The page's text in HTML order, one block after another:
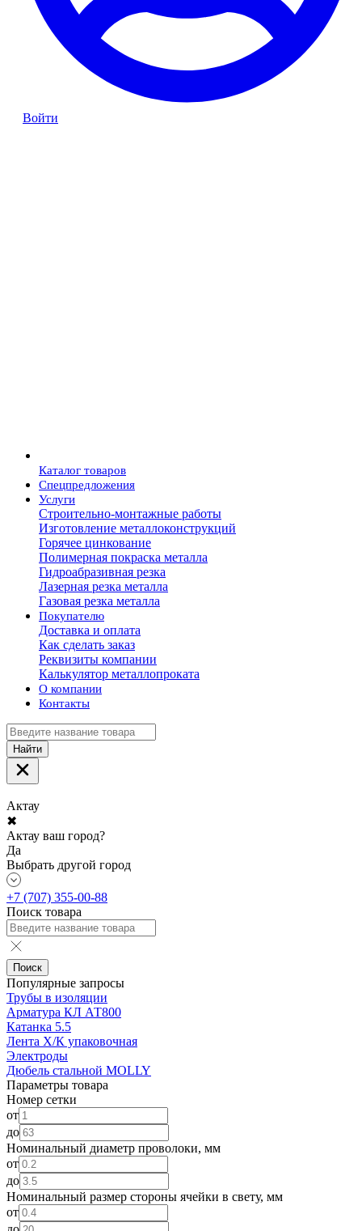
Войти
Каталог товаров
Спецпредложения
Услуги
Строительно-монтажные работы
Изготовление металлоконструкций
Горячее цинкование
Полимерная покраска металла
Гидроабразивная резка
Лазерная резка металла
Газовая резка металла
Покупателю
Доставка и оплата
Как сделать заказ
Реквизиты компании
Калькулятор металлопроката
О компании
Контакты
Найти
Актау
✖
Актау ваш город?
Да
Выбрать другой город
+7 (707) 355-00-88
Поиск товара
Поиск
Популярные запросы
Трубы в изоляции
Арматура КЛ АТ800
Катанка 5.5
Лента Х/К упаковочная
Электроды
Дюбель стальной MOLLY
Параметры товара
Номер сетки
от
до
Номинальный диаметр проволоки, мм
от
до
Номинальный размер стороны ячейки в свету, мм
от